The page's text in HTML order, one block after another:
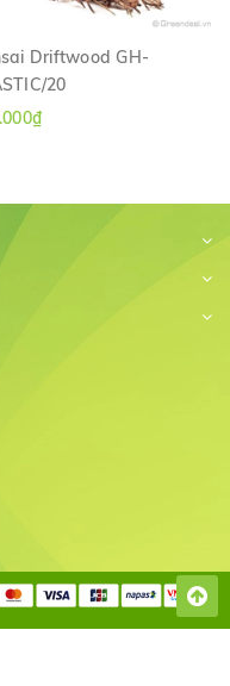
Driftwood GH-
20